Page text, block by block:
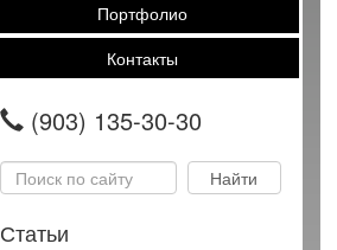
Портфолио
Контакты
(903) 135-30-30
Статьи